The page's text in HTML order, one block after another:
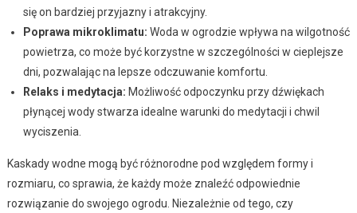
się on bardziej przyjazny i atrakcyjny.
Poprawa mikroklimatu: Woda w ogrodzie wpływa na wilgotność
powietrza, co może być korzystne w szczególności w cieplejsze
dni, pozwalając na lepsze odczuwanie komfortu.
Relaks i medytacja: Możliwość odpoczynku przy dźwiękach
płynącej wody stwarza idealne warunki do medytacji i chwil
wyciszenia.
Kaskady wodne mogą być różnorodne pod względem formy i
rozmiaru, co sprawia, że każdy może znaleźć odpowiednie
rozwiązanie do swojego ogrodu. Niezależnie od tego, czy